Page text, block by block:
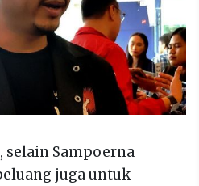
selain Sampoerna
juga untuk